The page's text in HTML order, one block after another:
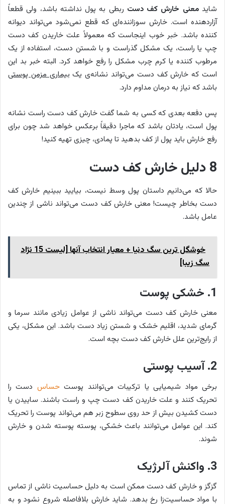
شایدمعنی خارش کف دست ربطی به پول نداشته باشد، ولی قطعاً
آزاردهنده است. خارش سوزاننده‌ای که قطع نمی‌شود می‌تواند دیوانه
کننده باشد. خبر خوب اینجاست که معمولاً علت خاریدن کف دست
چپ یا راست، یک مشکل گذراست و با شستن دست، استفاده از یک
مرطوب کننده یا کرم چرب مشکل را رفع خواهد کرد. البته خبر بد این
است که خارش کف دست می‌تواند نشانه‌ی یکبیماری مزمن پوستی
باشد که نیاز به درمان مداوم دارد.
پس دفعه بعدی که کسی به شما گفت خارش کف دست راست نشانه
پول است، یادتان باشد که ماجرا دقیقاً برعکس خواهد شد چون برای
رفع خارش باید پول از کف بدهید تا پمادی، چیزی تهیه کنید!
8 دلیل خارش کف دست
حالا که می‌دانیم داستان پول وسط نیست، بیایید ببینیم خارش کف
دست بخاطر چیست! معنی خارش کف دست می‌تواند ناشی از چندین
عامل باشد.
خوشگل ترین سگ دنیا + معیار انتخاب آنها [لیست 15 نژاد
سگ زیبا]
1. خشکی پوست
معنی خارش کف دست می‌تواند ناشی از عوامل زیادی مانند سرما و
گرمای شدید، اقلیم خشک و شستن زیاد دست باشد. این مشکل، یکی
از رایج‌ترین علل خارش کف دست بچه است.
2. آسیب پوستی
برخی مواد شیمیایی یا ترکیبات می‌توانند پوستحساس دست را
تحریک کنند و علت خاریدن کف دست چپ و راست باشند. ساییدن یا
دست کشیدن بیش از حد روی سطوح زبر هم می‌تواند پوست را تحریک
کند. این عوامل می‌توانند باعث خشکی، پوسته پوسته شدن و خارش
شوند.
3. واکنش آلرژیک
گزگز و خارش کف دست ممکن است به دلیل حساسیت ناشی از تماس
با مواد حساسیت‌زا رخ بدهد. شاید خارش بلافاصله شروع نشود و به